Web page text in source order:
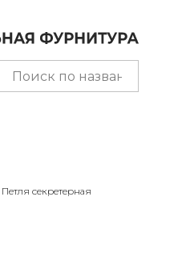
Петля секретерная